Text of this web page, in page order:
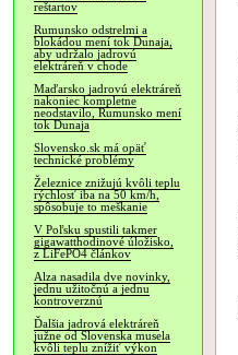
reštartov
Rumunsko odstrelmi a
blokádou mení tok Dunaja,
aby udržalo jadrovú
elektráreň v chode
Maďarsko jadrovú elektráreň
nakoniec kompletne
neodstavilo, Rumunsko mení
tok Dunaja
Slovensko.sk má opäť
technické problémy
Železnice znižujú kvôli teplu
rýchlosť iba na 50 km/h,
spôsobuje to meškanie
V Poľsku spustili takmer
gigawatthodinové úložisko,
z LiFePO4 článkov
Alza nasadila dve novinky,
jednu užitočnú a jednu
kontroverznú
Ďalšia jadrová elektráreň
južne od Slovenska musela
kvôli teplu znížiť výkon